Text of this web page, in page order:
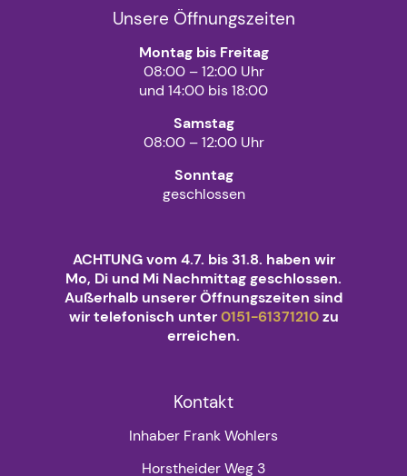
Unsere Öffnungszeiten
Montag bis Freitag
08:00 – 12:00 Uhr
und 14:00 bis 18:00
Samstag
08:00 – 12:00 Uhr
Sonntag
geschlossen
ACHTUNG vom 4.7. bis 31.8. haben wir
Mo, Di und Mi Nachmittag geschlossen.
Außerhalb unserer Öffnungszeiten sind
wir telefonisch unter0151-61371210zu
erreichen.
Kontakt
Inhaber Frank Wohlers
Horstheider Weg 3